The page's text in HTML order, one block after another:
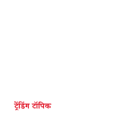
ट्रेंडिंग टॉपिक